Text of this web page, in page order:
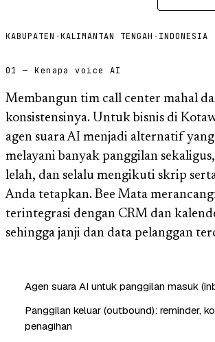
KABUPATEN ·KALIMANTAN TENGAH · INDONESIA
01 — Kenapa voice AI
Membangun tim call center mahal
konsistensinya. Untuk bisnis di
agen suara AI menjadi alternatif
melayani banyak panggilan
lelah, dan selalu mengikuti skrip
Anda tetapkan. Bee Mata
terintegrasi dengan CRM dan
sehingga janji dan data pelanggan
Agen suara AI untuk panggilan masuk
Panggilan keluar (outbound): reminder,
penagihan